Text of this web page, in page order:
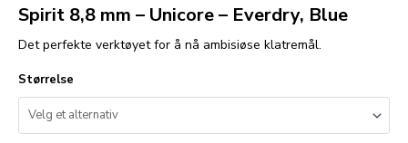
Spirit 8,8 mm – Unicore – Everdry, Blue
Det perfekte verktøyet for å nå ambisiøse klatremål.
Størrelse